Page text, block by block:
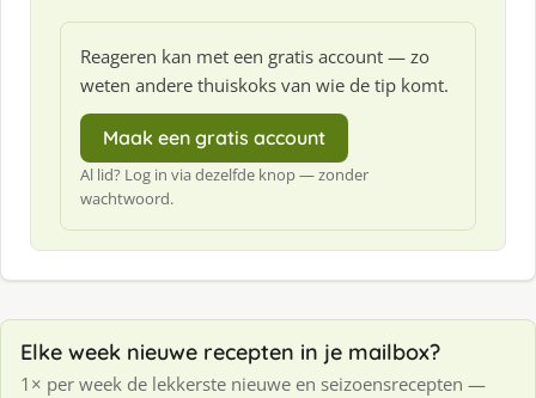
Reageren kan met een gratis account — zo
weten andere thuiskoks van wie de tip komt.
Maak een gratis account
Al lid? Log in via dezelfde knop — zonder
wachtwoord.
Elke week nieuwe recepten in je mailbox?
1× per week de lekkerste nieuwe en seizoensrecepten —